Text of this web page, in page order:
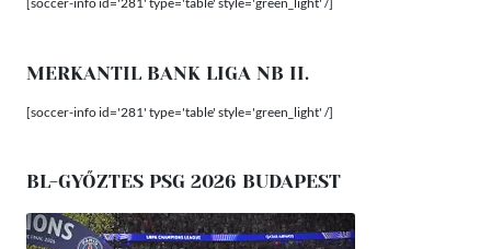
MERKANTIL BANK LIGA NB II.
[soccer-info id='281' type='table' style='green_light' /]
BL-GYŐZTES PSG 2026 BUDAPEST